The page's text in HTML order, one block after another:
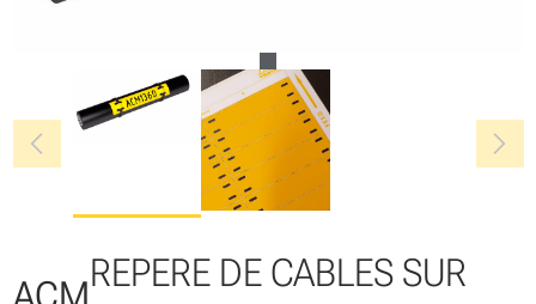
chevron_left chevron_right
REPERE DE CABLES SUR